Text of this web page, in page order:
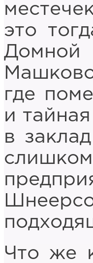
это
Домной
где
и
в
Что же